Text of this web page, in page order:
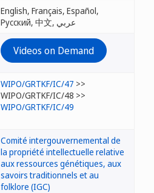
English, Français, Español,
Русский, 中文, عربي
Videos on Demand
WIPO/GRTKF/IC/47 >>
WIPO/GRTKF/IC/48 >>
WIPO/GRTKF/IC/49
Comité intergouvernemental de
la propriété intellectuelle relative
aux ressources génétiques, aux
savoirs traditionnels et au
folklore (IGC)